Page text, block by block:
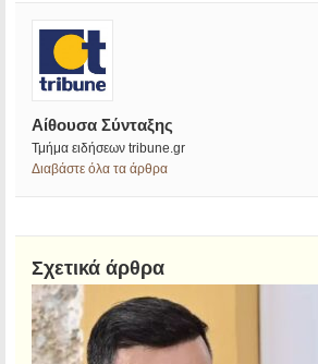
Αίθουσα Σύνταξης
Τμήμα ειδήσεων tribune.gr
Διαβάστε όλα τα άρθρα
Σχετικά άρθρα